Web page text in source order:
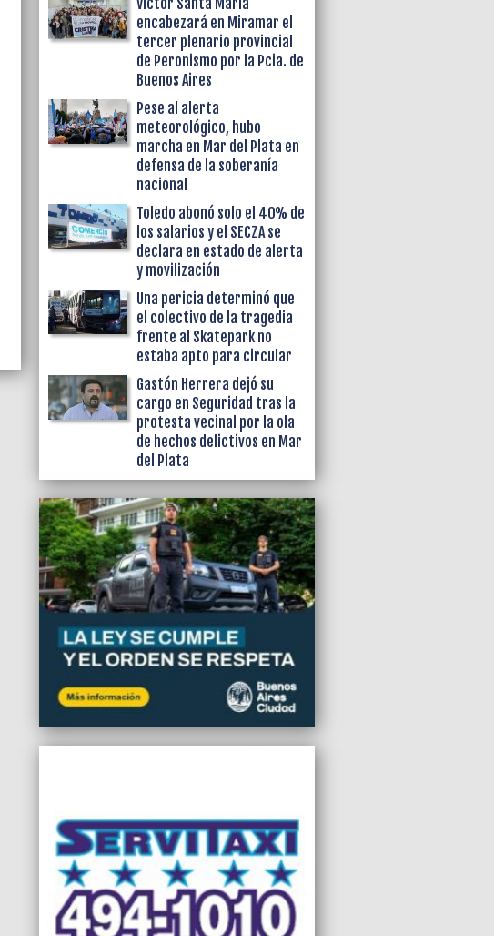
encabezará en Miramar el
tercer plenario provincial
de Peronismo por la Pcia. de
Buenos Aires
Pese al alerta
meteorológico, hubo
marcha en Mar del Plata en
defensa de la soberanía
nacional
Toledo abonó solo el 40% de
los salarios y el SECZA se
declara en estado de alerta
y movilización
Una pericia determinó que
el colectivo de la tragedia
frente al Skatepark no
estaba apto para circular
Gastón Herrera dejó su
cargo en Seguridad tras la
protesta vecinal por la ola
de hechos delictivos en Mar
del Plata